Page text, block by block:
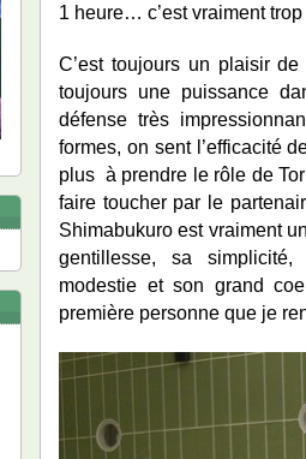
1 heure… c’est vraiment trop
C’est toujours un plaisir
toujours une puissance
défense très
formes, on sent l’efficacité
plus à prendre le rôle de
faire toucher par le
Shimabukuro est vraiment
gentillesse, sa
modestie et son grand
première personne que je